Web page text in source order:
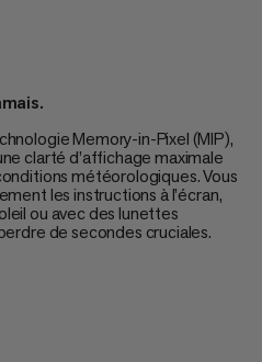
Memory-in-Pixel (MIP),
clarté d’affichage maximale
météorologiques. Vous
les instructions à l’écran,
ou avec des lunettes
de secondes cruciales.